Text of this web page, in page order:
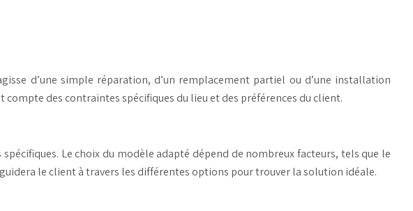
d’une simple réparation, d’un remplacement partiel ou d’une installation
compte des contraintes spécifiques du lieu et des préférences du client.
Le choix du modèle adapté dépend de nombreux facteurs, tels que le
le client à travers les différentes options pour trouver la solution idéale.